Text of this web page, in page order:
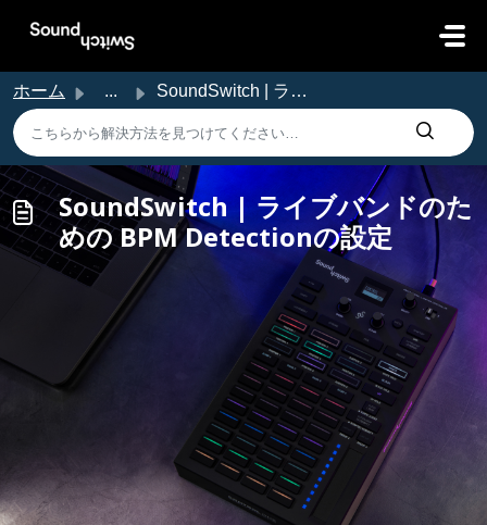
ホーム ... SoundSwitch | ライブバンドのための BPM Detectionの設定
SoundSwitch | ライブバンドのた
めの BPM Detectionの設定